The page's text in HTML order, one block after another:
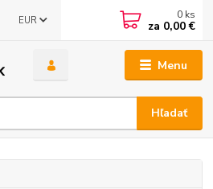
Menu
EUR
Hľadať
0 ks
za 0,00 €